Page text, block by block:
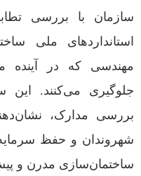
سازمان با بررسی
استانداردهای ملی
مهندسی که در آینده
جلوگیری می‌کنند.
بررسی مدارک،
شهروندان و حفظ
ساختمان‌سازی مدرن و